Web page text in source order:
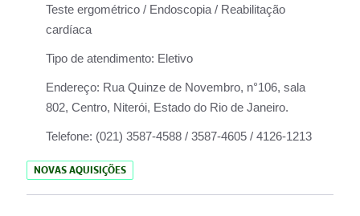
Teste ergométrico / Endoscopia / Reabilitação
cardíaca
Tipo de atendimento: Eletivo
Endereço: Rua Quinze de Novembro, n°106, sala
802, Centro, Niterói, Estado do Rio de Janeiro.
Telefone: (021) 3587-4588 / 3587-4605 / 4126-1213
NOVAS AQUISIÇÕES